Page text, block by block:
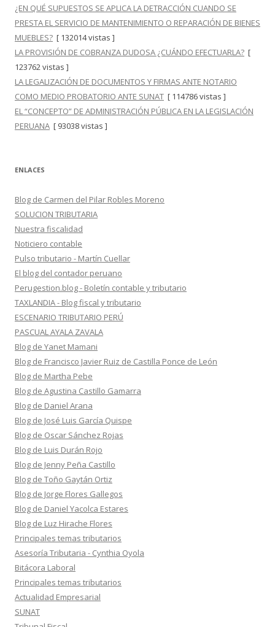
¿EN QUÉ SUPUESTOS SE APLICA LA DETRACCIÓN CUANDO SE
PRESTA EL SERVICIO DE MANTENIMIENTO O REPARACIÓN DE BIENES
MUEBLES? [ 132014 vistas ]
LA PROVISIÓN DE COBRANZA DUDOSA ¿CUÁNDO EFECTUARLA? [
123762 vistas ]
LA LEGALIZACIÓN DE DOCUMENTOS Y FIRMAS ANTE NOTARIO
COMO MEDIO PROBATORIO ANTE SUNAT [ 114786 vistas ]
EL “CONCEPTO” DE ADMINISTRACIÓN PÚBLICA EN LA LEGISLACIÓN
PERUANA [ 93038 vistas ]
ENLACES
Blog de Carmen del Pilar Robles Moreno
SOLUCION TRIBUTARIA
Nuestra fiscalidad
Noticiero contable
Pulso tributario - Martín Cuellar
El blog del contador peruano
Perugestion.blog - Boletín contable y tributario
TAXLANDIA - Blog fiscal y tributario
ESCENARIO TRIBUTARIO PERÚ
PASCUAL AYALA ZAVALA
Blog de Yanet Mamani
Blog de Francisco Javier Ruiz de Castilla Ponce de León
Blog de Martha Pebe
Blog de Agustina Castillo Gamarra
Blog de Daniel Arana
Blog de José Luis García Quispe
Blog de Oscar Sánchez Rojas
Blog de Luis Durán Rojo
Blog de Jenny Peña Castillo
Blog de Toño Gaytán Ortiz
Blog de Jorge Flores Gallegos
Blog de Daniel Yacolca Estares
Blog de Luz Hirache Flores
Principales temas tributarios
Asesoría Tributaria - Cynthia Oyola
Bitácora Laboral
Principales temas tributarios
Actualidad Empresarial
SUNAT